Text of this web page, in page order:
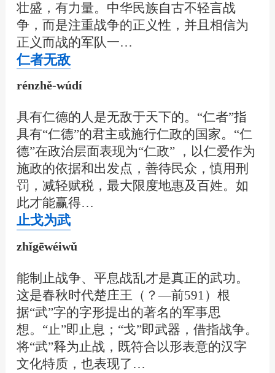
壮盛，有力量。中华民族自古不轻言战
争，而是注重战争的正义性，并且相信为
正义而战的军队一…
仁者无敌
rénzhě-wúdí
具有仁德的人是无敌于天下的。“仁者”指
具有“仁德”的君主或施行仁政的国家。“仁
德”在政治层面表现为“仁政” ，以仁爱作为
施政的依据和出发点，善待民众，慎用刑
罚，减轻赋税，最大限度地惠及百姓。如
此才能赢得…
止戈为武
zhǐgēwéiwǔ
能制止战争、平息战乱才是真正的武功。
这是春秋时代楚庄王（？—前591）根
据“武”字的字形提出的著名的军事思
想。“止”即止息；“戈”即武器，借指战争。
将“武”释为止战，既符合以形表意的汉字
文化特质，也表现了…